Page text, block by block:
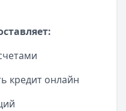
кредит онлайн